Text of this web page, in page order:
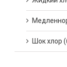
Шок хлор